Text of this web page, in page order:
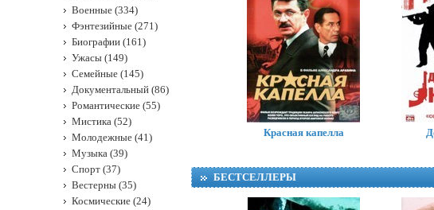
Красная капелла
БЕСТСЕЛЛЕРЫ
Военные (334)
Фэнтезийные (271)
Биографии (161)
Ужасы (149)
Семейные (145)
Документальный (86)
Романтические (55)
Мистика (52)
Молодежные (41)
Музыка (39)
Спорт (37)
Вестерны (35)
Космические (24)